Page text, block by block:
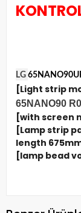
LG
[Light strip
65NANO90
[with screen
[Lamp strip
length 675
[lamp bead